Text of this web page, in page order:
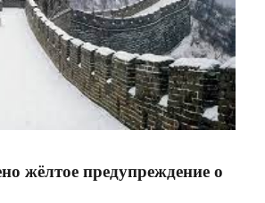
жёлтое предупреждение о